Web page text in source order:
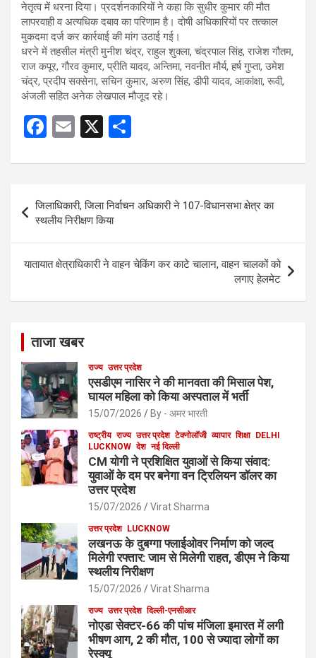
नेतृत्व में धरना दिया। प्रदर्शनकारियों ने कहा कि सुधीर कुमार की मौत
लापरवाही व अत्यधिक दबाव का परिणाम है। दोषी अधिकारियों पर तत्काल
मुकदमा दर्ज कर कार्रवाई की मांग उठाई गई।
धरने में तहसील मंत्री मुनीश चंद्र, राहुल शुक्ला, चंद्रपाल सिंह, राजेश गौतम,
राज कपूर, गौरव कुमार, प्रीति यादव, अन्तिमा, नवनीत मौर्य, हर्ष गुप्ता, उमेश
चंद्र, प्रदीप सक्सेना, सचिन कुमार, अरुण सिंह, डीपी यादव, आकांक्षा, रूवी,
अंजली सहित अनेक लेखपाल मौजूद रहे।
F
ce
b
o
o
k
E
ail
X
ar
Post
navigation
जिलाधिकारी, जिला निर्वाचन अधिकारी ने 107-विधानसभा क्षेत्र का
स्थलीय निरीक्षण किया
यातायात क्षेत्राधिकारी ने वाहन चेकिंग कर काटे चालान, वाहन चालकों को
लगाए हेलमेट
ताजा खबर
राज्य उत्तर प्रदेश
एसडीएम नासिर ने की मानवता की मिसाल पेश,
घायल महिला को किया अस्पताल में भर्ती
15/07/2026 By - अमर भारती
राष्ट्रीय राज्य उत्तर प्रदेश टेक्नोलॉजी व्यापार शिक्षा
DELHI
LUCKNOW देश नई दिल्ली
CM योगी ने प्रशिक्षित युवाओं से किया संवाद:
युवाओं के दम पर बनेगा वन ट्रिलियन डॉलर का
उत्तर प्रदेश
15/07/2026 Virat Sharma
उत्तर प्रदेश LUCKNOW
लखनऊ के दुबग्गा फ्लाईओवर निर्माण को जल्द
मिलेगी रफ्तार: जाम से मिलेगी राहत, डीएम ने किया
स्थलीय निरीक्षण
15/07/2026 Virat Sharma
राज्य उत्तर प्रदेश दिल्ली-एनसीआर
नोएडा सेक्टर-66 की पांच मंजिला इमारत में लगी
भीषण आग, 2 की मौत, 100 से ज्यादा लोगों का
रेस्क्यू